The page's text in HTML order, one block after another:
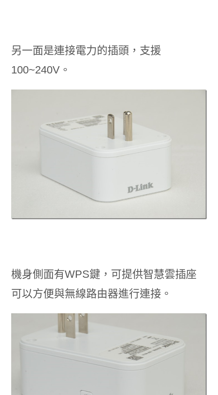
另一面是連接電力的插頭，支援
100~240V。
機身側面有WPS鍵，可提供智慧雲插座
可以方便與無線路由器進行連接。